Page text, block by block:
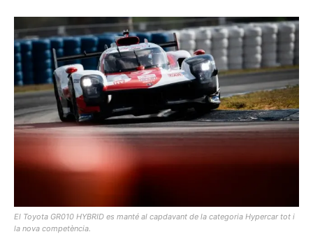
El Toyota GR010 HYBRID es manté al capdavant de la categoria Hypercar tot i
la nova competència.